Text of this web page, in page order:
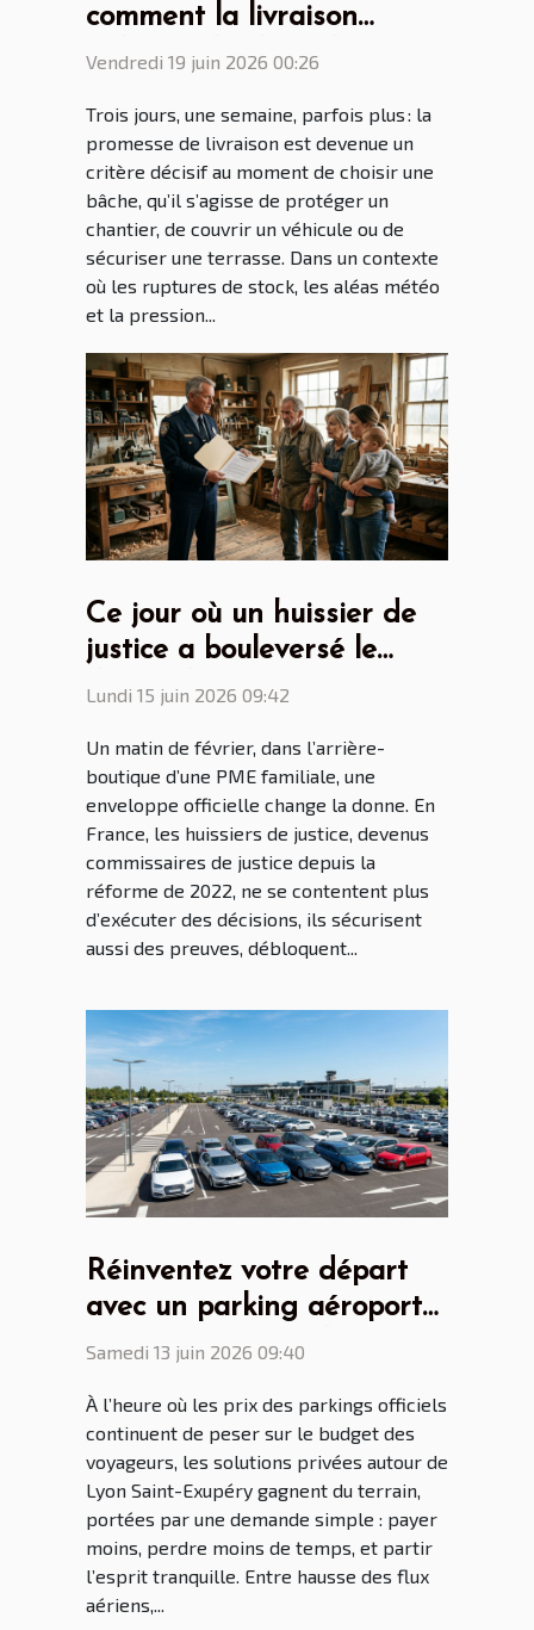
comment la livraison
influence le choix de votre
Vendredi 19 juin 2026 00:26
Trois jours, une semaine, parfois plus : la
promesse de livraison est devenue un
critère décisif au moment de choisir une
bâche, qu’il s’agisse de protéger un
chantier, de couvrir un véhicule ou de
sécuriser une terrasse. Dans un contexte
où les ruptures de stock, les aléas météo
et la pression...
Ce jour où un huissier de
justice a bouleversé le
destin d’une entreprise
Lundi 15 juin 2026 09:42
Un matin de février, dans l’arrière-
boutique d’une PME familiale, une
enveloppe officielle change la donne. En
France, les huissiers de justice, devenus
commissaires de justice depuis la
réforme de 2022, ne se contentent plus
d’exécuter des décisions, ils sécurisent
aussi des preuves, débloquent...
Réinventez votre départ
avec un parking aéroport
Lyon Saint Ex malin
Samedi 13 juin 2026 09:40
À l’heure où les prix des parkings officiels
continuent de peser sur le budget des
voyageurs, les solutions privées autour de
Lyon Saint-Exupéry gagnent du terrain,
portées par une demande simple : payer
moins, perdre moins de temps, et partir
l’esprit tranquille. Entre hausse des flux
aériens,...